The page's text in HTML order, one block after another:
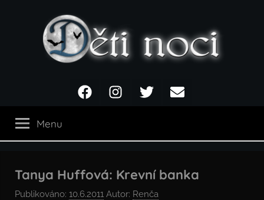
noci
FacebookInstagramTwitter Email
Menu
Tanya Huffová: Krevní banka
Publikováno: 10.6.2011 Autor: Renča